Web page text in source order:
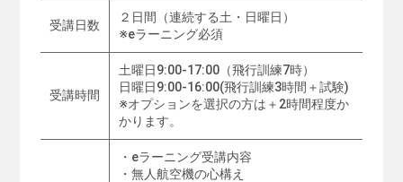
受講日数
２日間（連続する土・日曜日）
※eラーニング必須
受講時間
土曜日9:00-17:00（飛行訓練7時）
日曜日9:00-16:00(飛行訓練3時間＋試験)
※オプションを選択の方は＋2時間程度か
かります。
・eラーニング受講内容
・無人航空機の心構え